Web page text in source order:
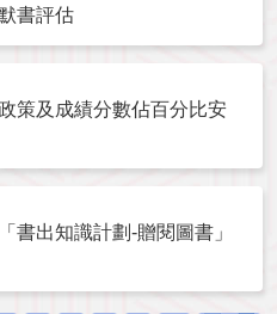
書評估
策及成績分數佔百分比安
書出知識計劃-贈閱圖書」